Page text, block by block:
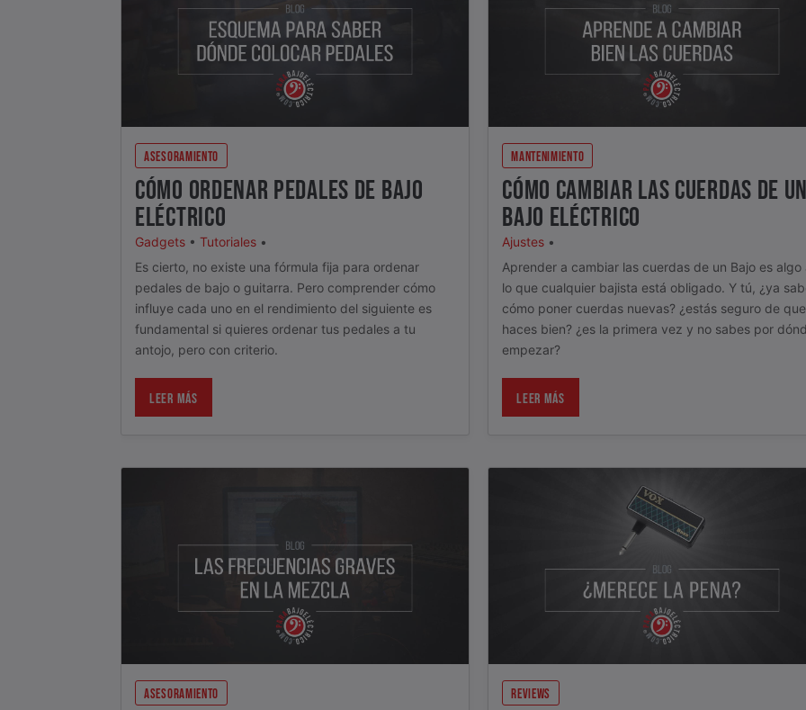
ASESORAMIENTO
CÓMO ORDENAR PEDALES DE BAJO
ELÉCTRICO
Gadgets • Tutoriales •
Es cierto, no existe una fórmula fija para ordenar
pedales de bajo o guitarra. Pero comprender cómo
influye cada uno en el rendimiento del siguiente es
fundamental si quieres ordenar tus pedales a tu
antojo, pero con criterio.
LEER MÁS
MANTENIMIENTO
CÓMO CAMBIAR LAS CUERDAS DE
BAJO ELÉCTRICO
Ajustes •
Aprender a cambiar las cuerdas de un Bajo es algo
lo que cualquier bajista está obligado. Y tú, ¿ya
cómo poner cuerdas nuevas? ¿estás seguro de
haces bien? ¿es la primera vez y no sabes por
empezar?
LEER MÁS
ASESORAMIENTO REVIEWS